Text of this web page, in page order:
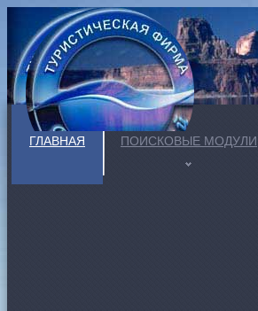
ГЛАВНАЯ ПОИСКОВЫЕ МОДУЛИ